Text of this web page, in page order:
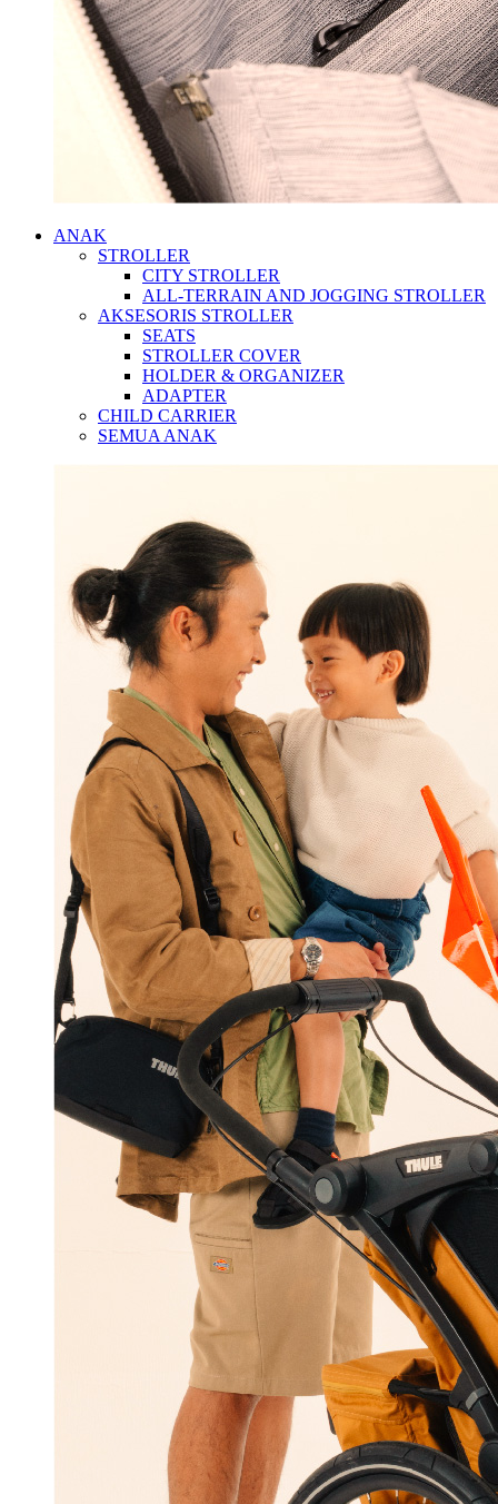
ANAK
STROLLER
CITY STROLLER
ALL-TERRAIN AND JOGGING STROLLER
AKSESORIS STROLLER
SEATS
STROLLER COVER
HOLDER & ORGANIZER
ADAPTER
CHILD CARRIER
SEMUA ANAK